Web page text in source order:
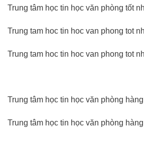
Trung tâm học tin học văn phòng tốt
Trung tam hoc tin hoc van phong tot
Trung tam hoc tin hoc van phong tot
Trung tâm học tin học văn phòng
Trung tâm học tin học văn phòng